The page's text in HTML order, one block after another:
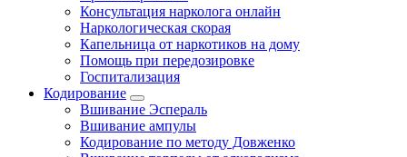
Консультация нарколога онлайн
Наркологическая скорая
Капельница от наркотиков на дому
Помощь при передозировке
Госпитализация
Кодирование
Вшивание Эспераль
Вшивание ампулы
Кодирование по методу Довженко